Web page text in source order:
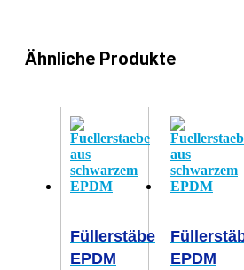
Ähnliche Produkte
Füllerstäbe
EPDM
EPDM